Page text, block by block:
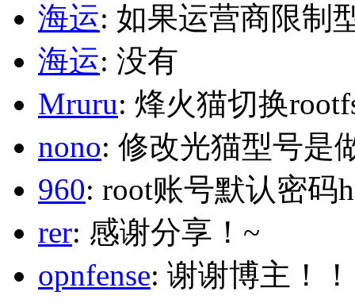
海运: 如果运营商限制
海运: 没有
Mruru: 烽火猫切换
nono: 修改光猫型号是
960: root账号默认密码
rer: 感谢分享！~
opnfense: 谢谢博主！